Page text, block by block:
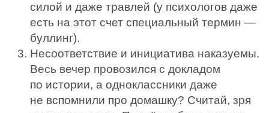
силой и даже травлей (у психологов даже
есть на этот счет специальный термин —
буллинг).
Несоответствие и инициатива наказуемы.
Весь вечер провозился с докладом
по истории, а одноклассники даже
не вспомнили про домашку? Считай, зря